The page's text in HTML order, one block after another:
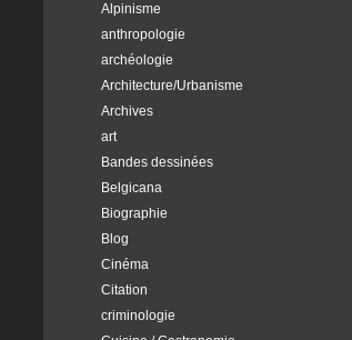
Alpinisme
anthropologie
archéologie
Architecture/Urbanisme
Archives
art
Bandes dessinées
Belgicana
Biographie
Blog
Cinéma
Citation
criminologie